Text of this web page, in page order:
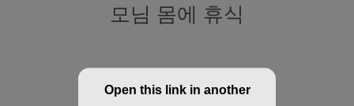
모님 몸에 휴식